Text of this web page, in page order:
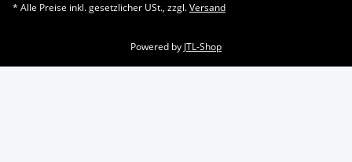
* Alle Preise inkl. gesetzlicher USt., zzgl.Versand
Powered by JTL-Shop